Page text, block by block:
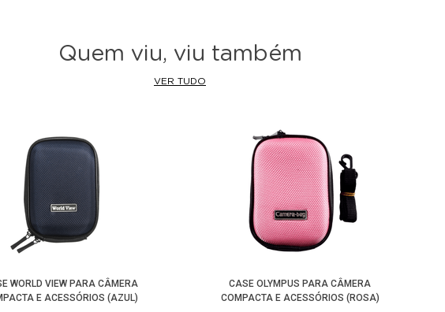
Quem viu, viu também
VER TUDO
WORLD VIEW PARA CÂMERA
E ACESSÓRIOS (AZUL)
CASE OLYMPUS PARA CÂMERA
COMPACTA E ACESSÓRIOS (ROSA)